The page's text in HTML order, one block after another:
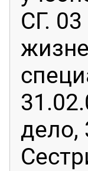
СГ.
дело,